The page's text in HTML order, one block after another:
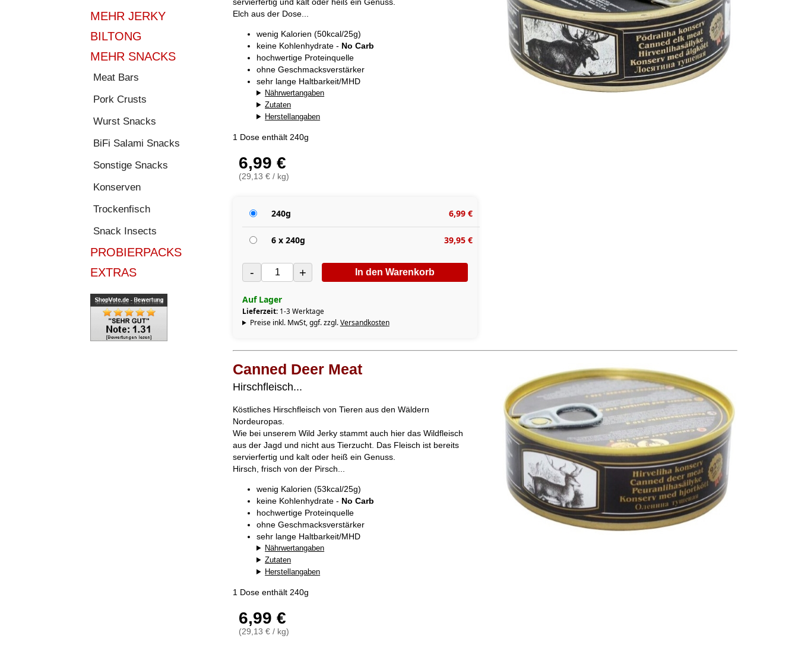
MEHR JERKY
BILTONG
MEHR SNACKS
Meat Bars
Pork Crusts
Wurst Snacks
BiFi Salami Snacks
Sonstige Snacks
Konserven
Trockenfisch
Snack Insects
PROBIERPACKS
EXTRAS
Elch aus der Dose...
wenig Kalorien (50kcal/25g)
keine Kohlenhydrate - No Carb
hochwertige Proteinquelle
ohne Geschmacksverstärker
sehr lange Haltbarkeit/MHD
Nährwertangaben
Zutaten
Herstellangaben
1 Dose enthält 240g
6,99 €
(29,13 € / kg)
240g 6,99 €
6 x 240g 39,95 €
- + In den Warenkorb
Auf Lager
Lieferzeit: 1-3 Werktage
Preise inkl. MwSt, ggf. zzgl.Versandkosten
Canned Deer Meat
Hirschfleisch...
Köstliches Hirschfleisch von Tieren aus den Wäldern
Nordeuropas.
Wie bei unserem Wild Jerky stammt auch hier das Wildfleisch
aus der Jagd und nicht aus Tierzucht. Das Fleisch ist bereits
servierfertig und kalt oder heiß ein Genuss.
Hirsch, frisch von der Pirsch...
wenig Kalorien (53kcal/25g)
keine Kohlenhydrate - No Carb
hochwertige Proteinquelle
ohne Geschmacksverstärker
sehr lange Haltbarkeit/MHD
Nährwertangaben
Zutaten
Herstellangaben
1 Dose enthält 240g
6,99 €
(29,13 € / kg)